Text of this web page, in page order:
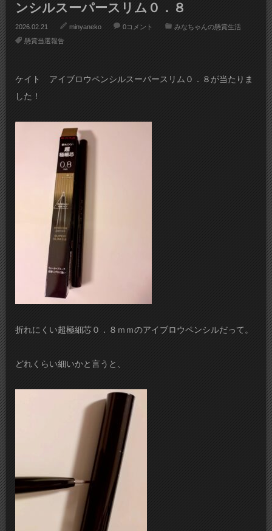
ンシルスーパースリム０．８
2026.02.21 minyaneko 0コメント
みなちゃんの懸賞生活
懸賞当選報告
ケイト アイブロウペンシルスーパースリム０．８が当たりま
した！
折れにくい超極細芯０．８ｍｍのアイブロウペンシルだって。
どれくらい細いかと言うと、